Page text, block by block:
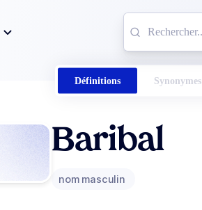
Définitions Synonymes
Baribal
nom masculin